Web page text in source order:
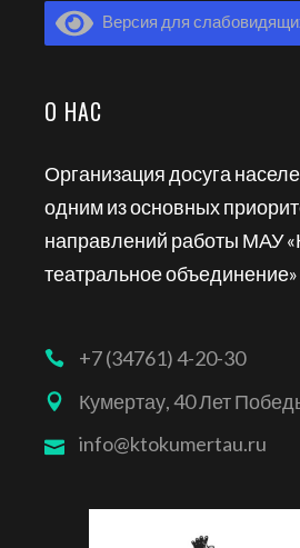
Версия для
О НАС
Организация досуга
одним из основных
направлений работы МАУ
театральное объединение»
+7 (34761) 4-20-30
Кумертау, 40 Лет
info@ktokumertau.ru